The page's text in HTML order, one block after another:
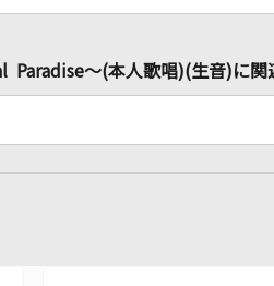
～(本人歌唱)(生音)に関